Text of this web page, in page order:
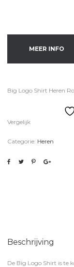
MEER INFO
Big Logo Shirt Heren
Vergelijk
Categorie: Heren
Beschrijving
De Big Logo Shirt is te